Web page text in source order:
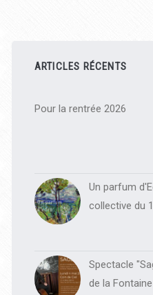
latérale
principale
ARTICLES RÉCENTS
Pour la rentrée 2026
Un parfum
collective du
Spectacle
de la Fontaine